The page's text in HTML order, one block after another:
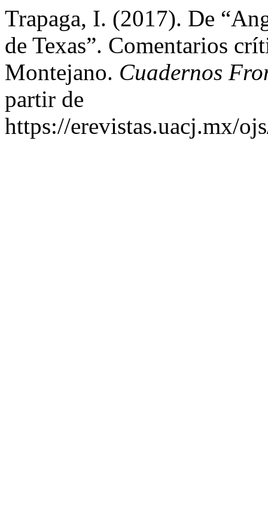
Trapaga, I. (2017). De
de Texas”. Comentarios
Montejano. Cuadernos
partir de
https://erevistas.uacj.mx/